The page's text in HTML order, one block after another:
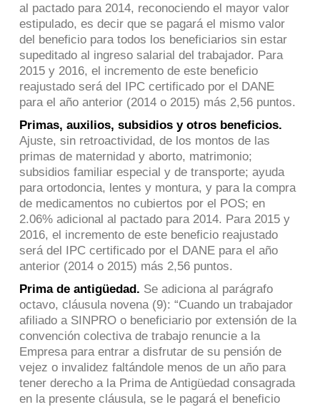
al pactado para 2014, reconociendo el mayor valor
estipulado, es decir que se pagará el mismo valor
del beneficio para todos los beneficiarios sin estar
supeditado al ingreso salarial del trabajador. Para
2015 y 2016, el incremento de este beneficio
reajustado será del IPC certificado por el DANE
para el año anterior (2014 o 2015) más 2,56 puntos.
Primas, auxilios, subsidios y otros beneficios.
Ajuste, sin retroactividad, de los montos de las
primas de maternidad y aborto, matrimonio;
subsidios familiar especial y de transporte; ayuda
para ortodoncia, lentes y montura, y para la compra
de medicamentos no cubiertos por el POS; en
2.06% adicional al pactado para 2014. Para 2015 y
2016, el incremento de este beneficio reajustado
será del IPC certificado por el DANE para el año
anterior (2014 o 2015) más 2,56 puntos.
Prima de antigüedad. Se adiciona al parágrafo
octavo, cláusula novena (9): “Cuando un trabajador
afiliado a SINPRO o beneficiario por extensión de la
convención colectiva de trabajo renuncie a la
Empresa para entrar a disfrutar de su pensión de
vejez o invalidez faltándole menos de un año para
tener derecho a la Prima de Antigüedad consagrada
en la presente cláusula, se le pagará el beneficio